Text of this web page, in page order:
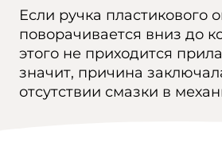
Если ручка пластикового
поворачивается вниз до
этого не приходится
значит, причина
отсутствии смазки в